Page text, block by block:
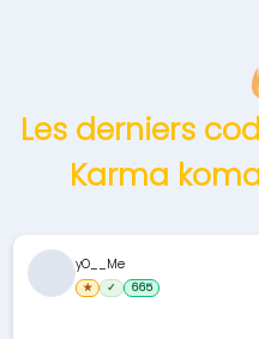
Les derniers
Karma
yO__Me
★ ✓ 665